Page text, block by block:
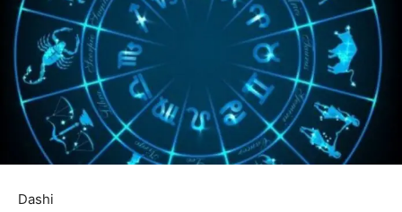
Dashi